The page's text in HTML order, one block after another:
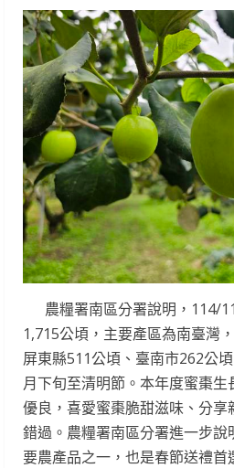
農糧署南區分署說明，114/
1,715公頃，主要產區為南臺灣
屏東縣511公頃、臺南市262公
月下旬至清明節。本年度蜜棗
優良，喜愛蜜棗脆甜滋味、分
錯過。農糧署南區分署進一步說
要農產品之一，也是春節送禮首